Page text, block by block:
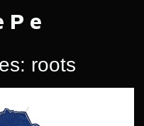
P e
roots